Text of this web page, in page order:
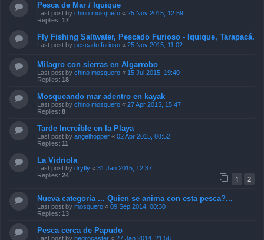
Pesca de Mar / Iquique
Last post by chino mosquero « 25 Nov 2015, 12:59
Replies: 17
Fly Fishing Saltwater, Pescado Furioso - Iquique, Tarapacá.
Last post by pescado furioso « 25 Nov 2015, 11:02
Milagro con sierras en Algarrobo
Last post by chino mosquero « 15 Jul 2015, 19:40
Replies: 18
Mosqueando mar adentro en kayak
Last post by chino mosquero « 27 Apr 2015, 15:47
Replies: 8
Tarde Increíble en la Playa
Last post by angelhopper « 02 Apr 2015, 08:52
Replies: 11
La Vidriola
Last post by dryfly « 31 Jan 2015, 12:37
Replies: 24 1 2
Nueva categoría ... Quien se anima con esta pesca?...
Last post by mosquero « 09 Sep 2014, 00:30
Replies: 13
Pesca cerca de Papudo
Last post by negrocaster « 27 Jan 2014, 21:56